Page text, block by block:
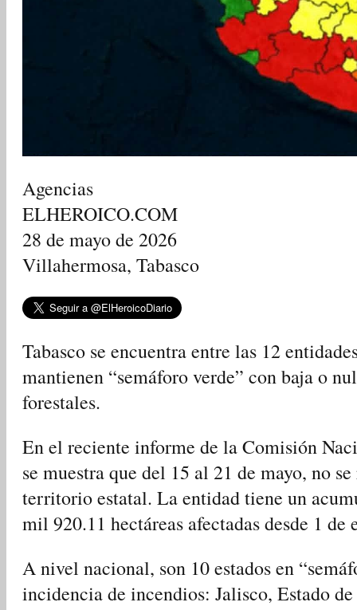
Agencias
ELHEROICO.COM
28 de mayo de 2026
Villahermosa, Tabasco
Tabasco se encuentra entre las 12
mantienen “semáforo verde” con baja o
forestales.
En el reciente informe de la Comisión
se muestra que del 15 al 21 de mayo, no
territorio estatal. La entidad tiene un
mil 920.11 hectáreas afectadas desde 1 de
A nivel nacional, son 10 estados en
incidencia de incendios: Jalisco, Estado